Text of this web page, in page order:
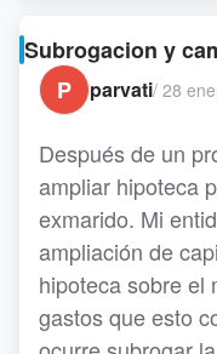
Subrogacion y
P
parvati/ 28
Después de un
ampliar hipoteca
exmarido. Mi
ampliación de
hipoteca sobre el
gastos que esto